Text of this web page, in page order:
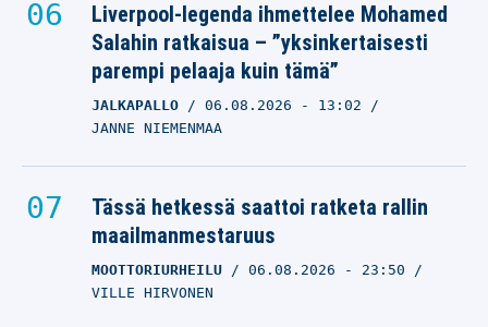
Liverpool-legenda ihmettelee Mohamed
Salahin ratkaisua – ”yksinkertaisesti
parempi pelaaja kuin tämä”
JALKAPALLO 06.08.2026 - 13:02
JANNE NIEMENMAA
Tässä hetkessä saattoi ratketa rallin
maailmanmestaruus
MOOTTORIURHEILU 06.08.2026 - 23:50
VILLE HIRVONEN